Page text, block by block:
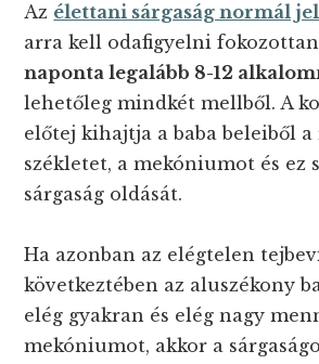
Az élettani sárgaság normál
arra kell odafigyelni
naponta legalább 8-12
lehetőleg mindkét mellből. A
előtej kihajtja a baba beleiből a
székletet, a mekóniumot és ez
sárgaság oldását.
Ha azonban az elégtelen
következtében az aluszékony
elég gyakran és elég nagy
mekóniumot, akkor a